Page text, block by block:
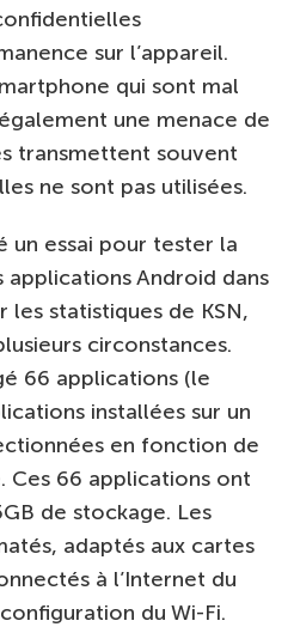
sur l’appareil.
qui sont mal
une menace de
transmettent souvent
ne sont pas utilisées.
un essai pour tester la
Android dans
les statistiques de KSN,
circonstances.
66 applications (le
installées sur un
en fonction de
66 applications ont
de stockage. Les
adaptés aux cartes
à l’Internet du
du Wi-Fi.